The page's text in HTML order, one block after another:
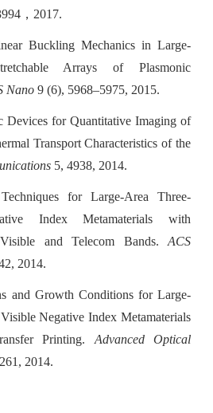
， 2017.
Buckling Mechanics in Large-
Arrays of Plasmonic
Nano 9 (6), 5968–5975, 2015.
Devices for Quantitative Imaging of
Transport Characteristics of the
5, 4938, 2014.
for Large-Area Three-
Index Metamaterials with
and Telecom Bands. ACS
2014.
and Growth Conditions for Large-
Negative Index Metamaterials
Printing. Advanced Optical
2014.